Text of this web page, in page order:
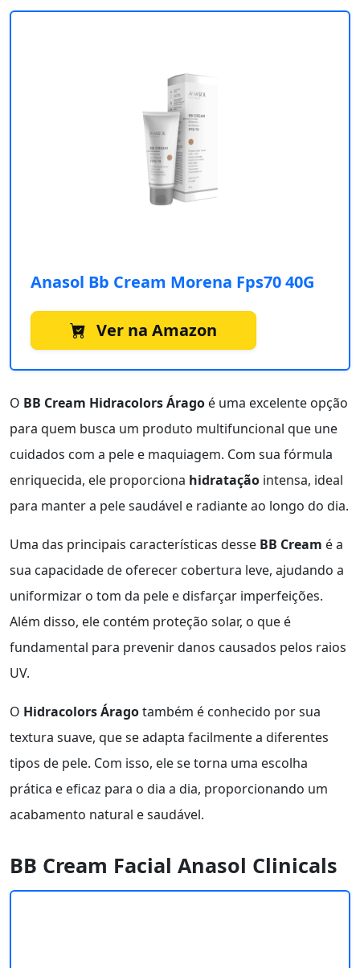
Anasol Bb Cream Morena Fps70 40G
Ver na Amazon
O BB Cream Hidracolors Árago é uma excelente opção
para quem busca um produto multifuncional que une
cuidados com a pele e maquiagem. Com sua fórmula
enriquecida, ele proporciona hidratação intensa, ideal
para manter a pele saudável e radiante ao longo do dia.
Uma das principais características desse BB Cream é a
sua capacidade de oferecer cobertura leve, ajudando a
uniformizar o tom da pele e disfarçar imperfeições.
Além disso, ele contém proteção solar, o que é
fundamental para prevenir danos causados pelos raios
UV.
O Hidracolors Áragotambém é conhecido por sua
textura suave, que se adapta facilmente a diferentes
tipos de pele. Com isso, ele se torna uma escolha
prática e eficaz para o dia a dia, proporcionando um
acabamento natural e saudável.
BB Cream Facial Anasol Clinicals